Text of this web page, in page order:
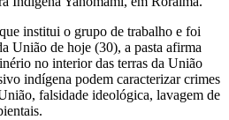
institui o grupo de trabalho e foi
União de hoje (30), a pasta afirma
no interior das terras da União
indígena podem caracterizar crimes
falsidade ideológica, lavagem de